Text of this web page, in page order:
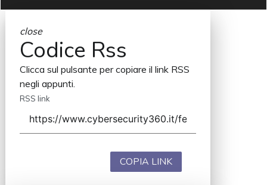
close
Codice Rss
Clicca sul pulsante per copiare il link RSS
negli appunti.
RSS link
COPIA LINK